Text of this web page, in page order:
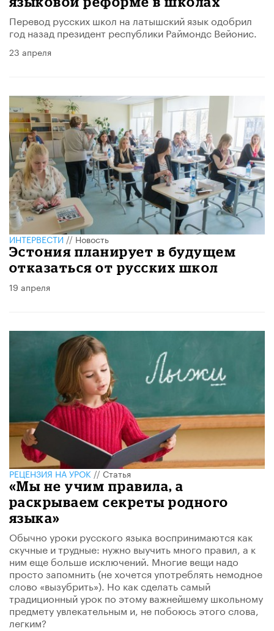
Перевод русских школ на латышский язык одобрил
год назад президент республики Раймондс Вейонис.
23 апреля
ИНТЕРВЕСТИ//Новость
Эстония планирует в будущем
отказаться от русских школ
19 апреля
РЕЦЕНЗИЯ НА УРОК//Статья
«Мы не учим правила, а
раскрываем секреты родного
языка»
Обычно уроки русского языка воспринимаются как
скучные и трудные: нужно выучить много правил, а к
ним еще больше исключений. Многие вещи надо
просто запомнить (не хочется употреблять немодное
слово «вызубрить»). Но как сделать самый
традиционный урок по этому важнейшему школьному
предмету увлекательным и, не побоюсь этого слова,
легким?